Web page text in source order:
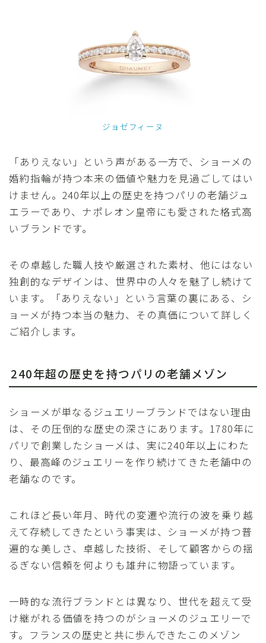
ジョゼフィーヌ
「ありえない」という声がある一方で、ショーメの
婚約指輪が持つ本来の価値や魅力を見過ごしてはい
けません。240年以上の歴史を持つパリの老舗ジュ
エラーであり、ナポレオン皇帝にも愛された格式高
いブランドです。
その卓越した職人技や厳選された素材、他にはない
独創的なデザインは、世界中の人々を魅了し続けて
います。「ありえない」という言葉の裏にある、シ
ョーメが持つ本当の魅力、その真価について詳しく
ご紹介します。
240年超の歴史を持つパリの老舗メゾン
ショーメが単なるジュエリーブランドではない理由
は、その圧倒的な歴史の深さにあります。1780年に
パリで創業したショーメは、実に240年以上にわた
り、最高峰のジュエリーを作り続けてきた老舗中の
老舗なのです。
これほど長い年月、時代の変遷や流行の波を乗り越
えて存続してきたという事実は、ショーメが持つ普
遍的な美しさ、卓越した技術、そして顧客からの揺
るぎない信頼を何よりも雄弁に物語っています。
一時的な流行ブランドとは異なり、世代を超えて受
け継がれる価値を持つのがショーメのジュエリーで
す。フランスの歴史と共に歩んできたこのメゾン